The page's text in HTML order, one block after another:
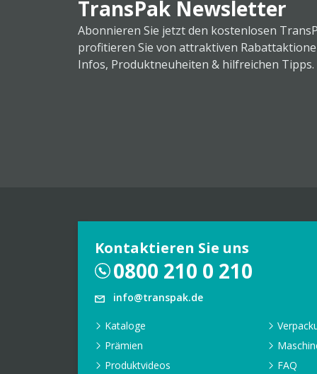
TransPak Newsletter
Abonnieren Sie jetzt den kostenlosen
profitieren Sie von attraktiven
Infos, Produktneuheiten & hilfreichen Tipps.
Kontaktieren Sie uns
0800 210 0 210
info@transpak.de
Kataloge
Prämien
Produktvideos
FAQ